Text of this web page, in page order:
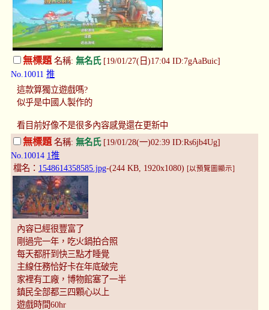
無標題名稱: 無名氏[19/01/27(日)17:04 ID:7gAaBuic]
No.10011 推
這款算獨立遊戲嗎?
似乎是中國人製作的
看目前好像不是很多內容感覺還在更新中
無標題名稱: 無名氏[19/01/28(一)02:39 ID:Rs6jb4Ug]
No.10014 1推
檔名： 1548614358585.jpg-(244 KB, 1920x1080) [以預覽圖顯示]
內容已經很豐富了
剛過完一年，吃火鍋拍合照
每天都肝到快三點才睡覺
主線任務恰好卡在年底破完
家裡有工廠，博物館塞了一半
鎮民全部都三四顆心以上
遊戲時間60hr